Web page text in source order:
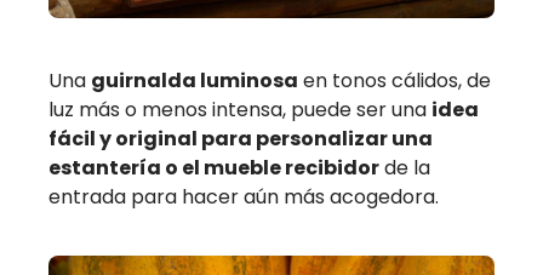
Una guirnalda luminosa en tonos cálidos, de
luz más o menos intensa, puede ser una idea
fácil y original para personalizar una
estantería o el mueble recibidorde la
entrada para hacer aún más acogedora.